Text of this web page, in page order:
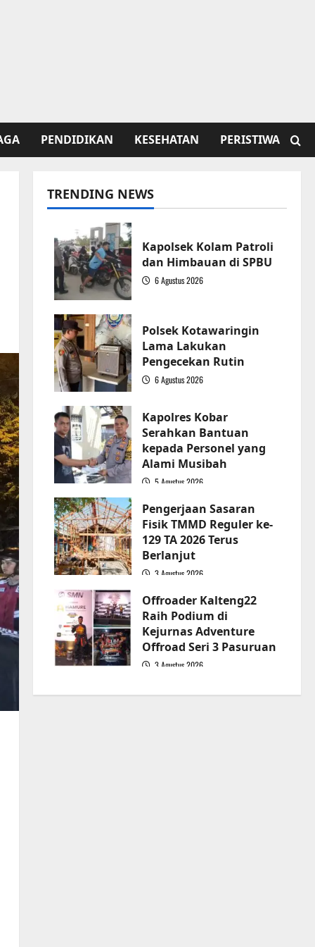
PENDIDIKAN KESEHATAN PERISTIWA
TRENDING NEWS
Kapolsek Kolam Patroli
dan Himbauan di SPBU
6 Agustus 2026
Polsek Kotawaringin
Lama Lakukan
Pengecekan Rutin
6 Agustus 2026
Kapolres Kobar
Serahkan Bantuan
kepada Personel yang
Alami Musibah
5 Agustus 2026
Pengerjaan Sasaran
Fisik TMMD Reguler ke-
129 TA 2026 Terus
Berlanjut
3 Agustus 2026
Offroader Kalteng22
Raih Podium di
Kejurnas Adventure
Offroad Seri 3 Pasuruan
3 Agustus 2026